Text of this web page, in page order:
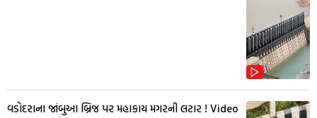
વડોદરાના જાંબુઆ બ્રિજ પર મહાકાય મગરની લટાર ! Video